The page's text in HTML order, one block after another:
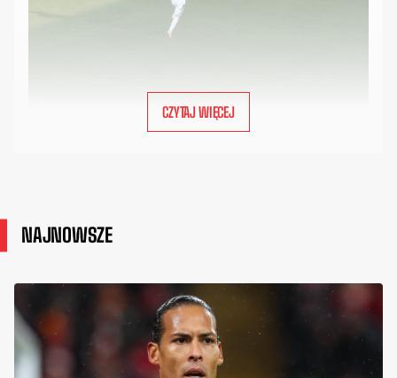
CZYTAJ WIĘCEJ
NAJNOWSZE